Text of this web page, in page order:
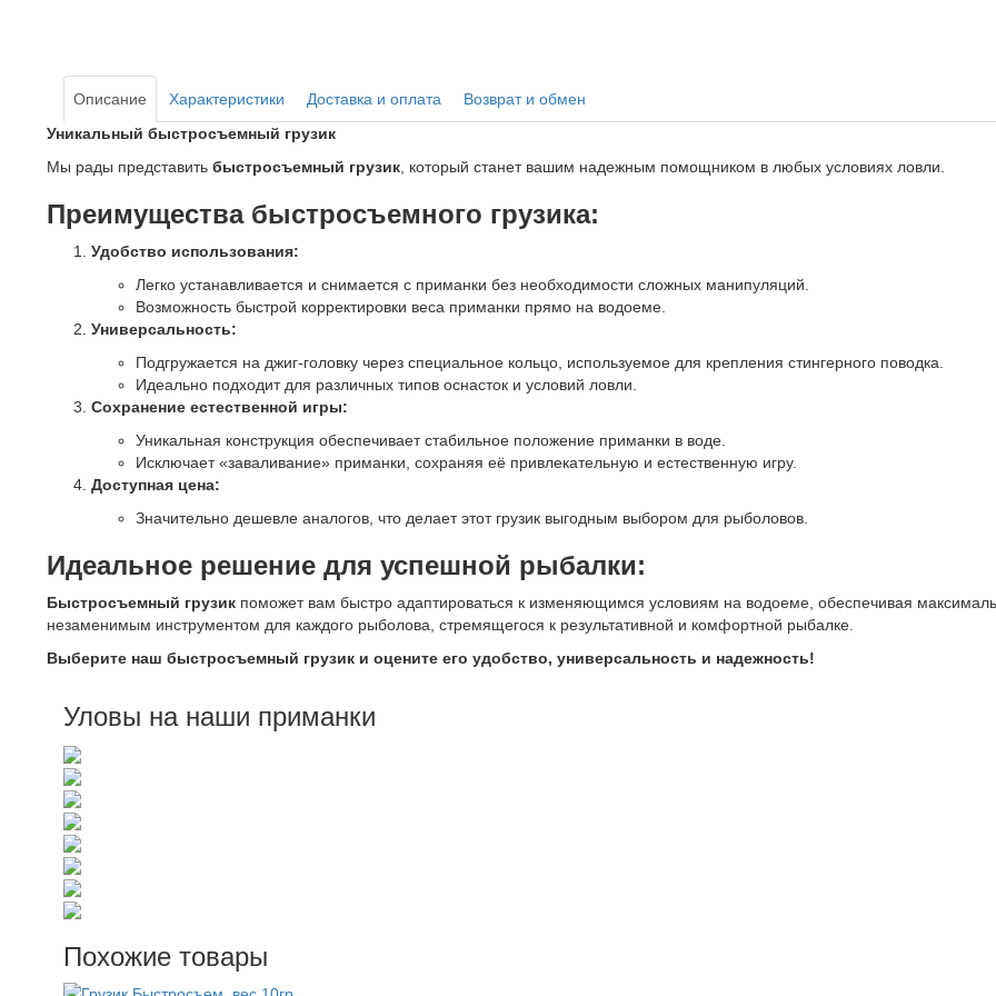
Описание Характеристики Доставка и оплата
Возврат и обмен
Уникальный быстросъемный грузик
Мы рады представить быстросъемный грузик , который станет вашим надежным помощником в любых условиях ловли.
Преимущества быстросъемного грузика:
Удобство использования:
Легко устанавливается и снимается с приманки без необходимости сложных манипуляций.
Возможность быстрой корректировки веса приманки прямо на водоеме.
Универсальность:
Подгружается на джиг-головку через специальное кольцо, используемое для крепления стингерного поводка.
Идеально подходит для различных типов оснасток и условий ловли.
Сохранение естественной игры:
Уникальная конструкция обеспечивает стабильное положение приманки в воде.
Исключает «заваливание» приманки, сохраняя её привлекательную и естественную игру.
Доступная цена:
Значительно дешевле аналогов, что делает этот грузик выгодным выбором для рыболовов.
Идеальное решение для успешной рыбалки:
Быстросъемный грузик поможет вам быстро адаптироваться к изменяющимся условиям на водоеме, обеспечивая
незаменимым инструментом для каждого рыболова, стремящегося к результативной и комфортной рыбалке.
Выберите наш быстросъемный грузик и оцените его удобство, универсальность и надежность!
Уловы на наши приманки
Похожие товары